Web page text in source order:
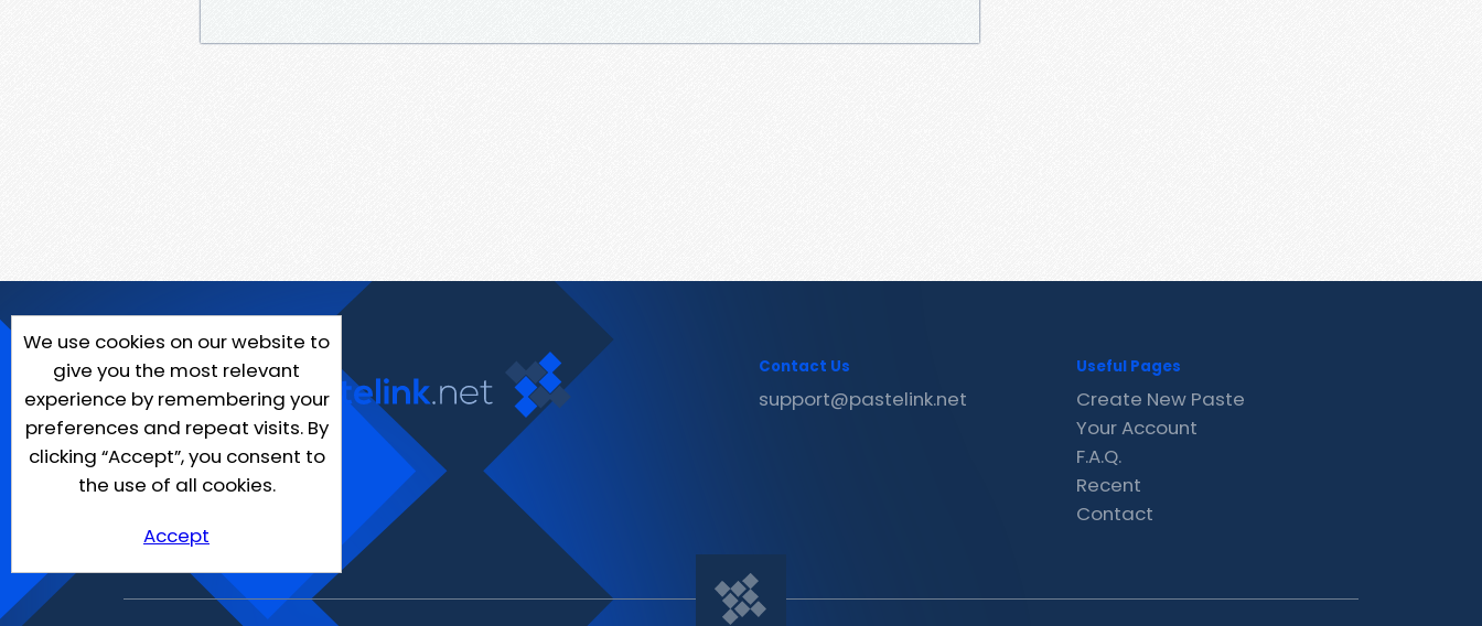
We use cookies on our website to
give you the most relevant
experience by remembering your
preferences and repeat visits. By
clicking “Accept”, you consent to
the use of all cookies.
Accept
Contact Us
support@pastelink.net
Useful Pages
Create New Paste
Your Account
F.A.Q.
Recent
Contact